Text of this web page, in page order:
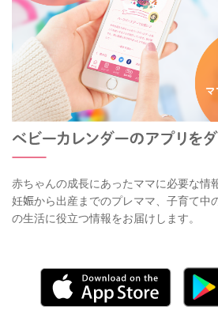
赤ちゃんの成長にあったママに必要な情
妊娠から出産までのプレママ、子育て中
の生活に役立つ情報をお届けします。